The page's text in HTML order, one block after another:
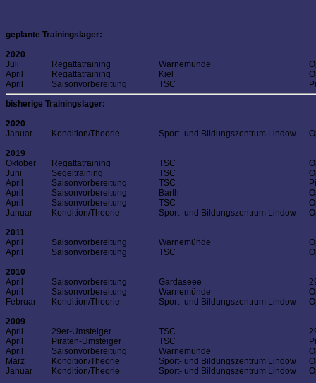
geplante Trainingslager:
2020
Juli
April
April
Regattatraining
Regattatraining
Saisonvorbereitung
Warnemünde
Kiel
TSC
bisherige Trainingslager:
2020
Januar
2019
Oktober
Juni
April
April
April
Januar
2011
April
April
2010
April
April
Februar
2009
April
April
April
März
Januar
Kondition/Theorie
Regattatraining
Segeltraining
Saisonvorbereitung
Saisonvorbereitung
Saisonvorbereitung
Kondition/Theorie
Saisonvorbereitung
Saisonvorbereitung
Saisonvorbereitung
Saisonvorbereitung
Kondition/Theorie
29er-Umsteiger
Piraten-Umsteiger
Saisonvorbereitung
Kondition/Theorie
Kondition/Theorie
Sport- und Bildungszentrum Lindow
TSC
TSC
TSC
Barth
TSC
Sport- und Bildungszentrum Lindow
Warnemünde
TSC
Gardaseee
Warnemünde
Sport- und Bildungszentrum Lindow
TSC
TSC
Warnemünde
Sport- und Bildungszentrum Lindow
Sport- und Bildungszentrum Lindow